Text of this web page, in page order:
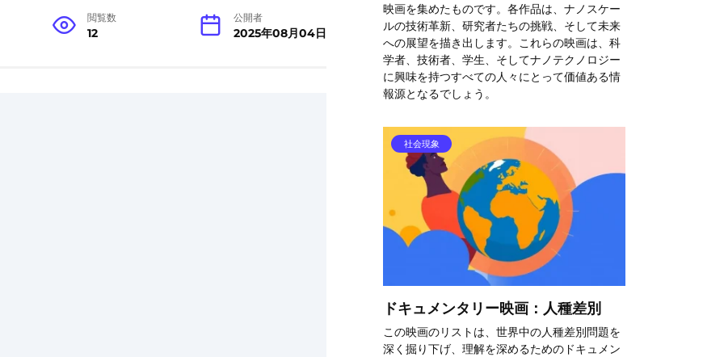
閲覧数
12
公開者
2025年08月04日
映画を集めたものです。各作品は、ナノスケー
ルの技術革新、研究者たちの挑戦、そして未来
への展望を描き出します。これらの映画は、科
学者、技術者、学生、そしてナノテクノロジー
に興味を持つすべての人々にとって価値ある情
報源となるでしょう。
社会現象
ドキュメンタリー映画：人種差別
この映画のリストは、世界中の人種差別問題を
深く掘り下げ、理解を深めるためのドキュメン